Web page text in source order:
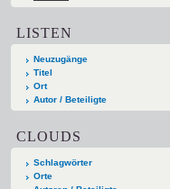
LISTEN
Neuzugänge
Titel
Ort
Autor / Beteiligte
CLOUDS
Schlagwörter
Orte